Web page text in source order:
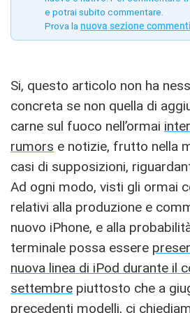
e potrai subito commentare.
Prova la nuova sezione commenti
Si, questo articolo non ha
concreta se non quella di
carne sul fuoco nell’ormai
rumors e notizie, frutto nella
casi di supposizioni,
Ad ogni modo, visti gli ormai
relativi alla produzione e
nuovo iPhone, e alla
terminale possa essere
nuova linea di iPod durante il
settembre piuttosto che a
precedenti modelli, ci